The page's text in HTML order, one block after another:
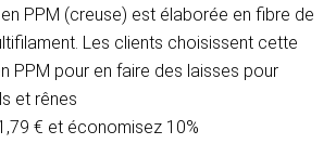
PPM (creuse) est élaborée en fibre de
Les clients choisissent cette
PPM pour en faire des laisses pour
et rênes
€ et économisez 10%